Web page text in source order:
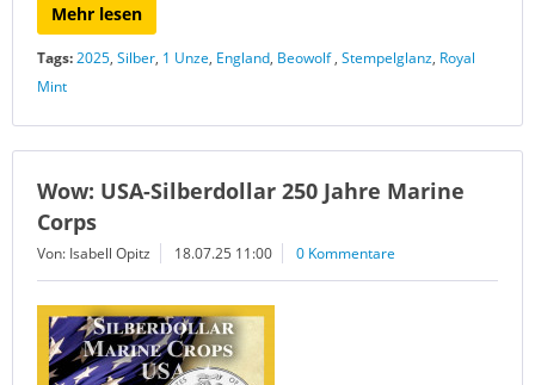
Mehr lesen
Tags:2025, Silber, 1 Unze, England, Beowolf, Stempelglanz, Royal
Mint
Wow: USA-Silberdollar 250 Jahre Marine
Corps
Von: Isabell Opitz 18.07.25 11:00 0 Kommentare